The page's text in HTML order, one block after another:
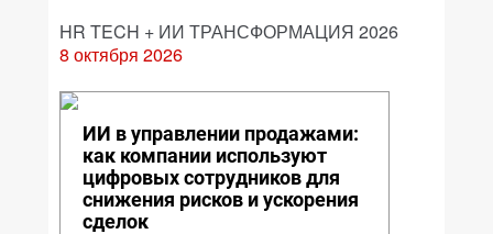
HR TECH + ИИ ТРАНСФОРМАЦИЯ 2026
8 октября 2026
ИИ в управлении продажами:
как компании используют
цифровых сотрудников для
снижения рисков и ускорения
сделок